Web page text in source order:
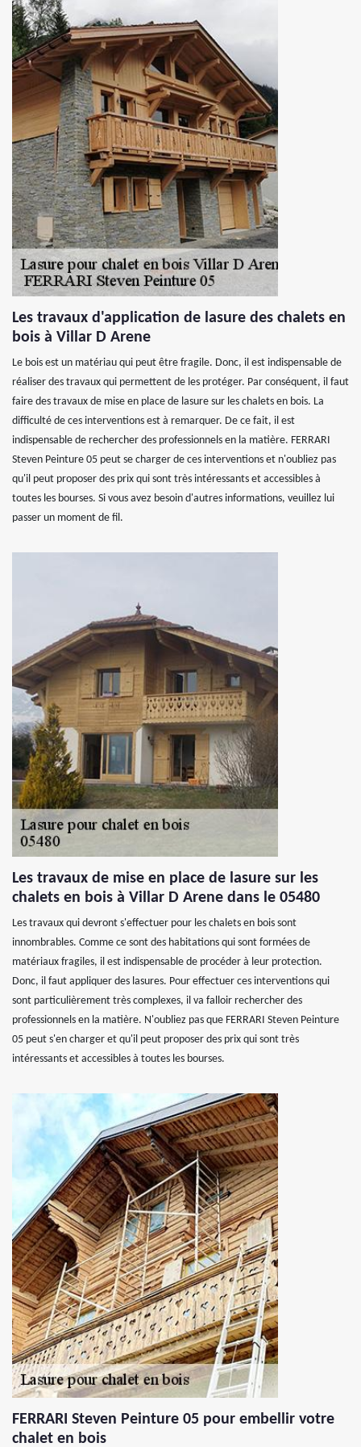
Les travaux d'application de lasure des chalets en
bois à Villar D Arene
Le bois est un matériau qui peut être fragile. Donc, il est indispensable de
réaliser des travaux qui permettent de les protéger. Par conséquent, il faut
faire des travaux de mise en place de lasure sur les chalets en bois. La
difficulté de ces interventions est à remarquer. De ce fait, il est
indispensable de rechercher des professionnels en la matière. FERRARI
Steven Peinture 05 peut se charger de ces interventions et n'oubliez pas
qu'il peut proposer des prix qui sont très intéressants et accessibles à
toutes les bourses. Si vous avez besoin d'autres informations, veuillez lui
passer un moment de fil.
Les travaux de mise en place de lasure sur les
chalets en bois à Villar D Arene dans le 05480
Les travaux qui devront s'effectuer pour les chalets en bois sont
innombrables. Comme ce sont des habitations qui sont formées de
matériaux fragiles, il est indispensable de procéder à leur protection.
Donc, il faut appliquer des lasures. Pour effectuer ces interventions qui
sont particulièrement très complexes, il va falloir rechercher des
professionnels en la matière. N'oubliez pas que FERRARI Steven Peinture
05 peut s'en charger et qu'il peut proposer des prix qui sont très
intéressants et accessibles à toutes les bourses.
FERRARI Steven Peinture 05 pour embellir votre
chalet en bois